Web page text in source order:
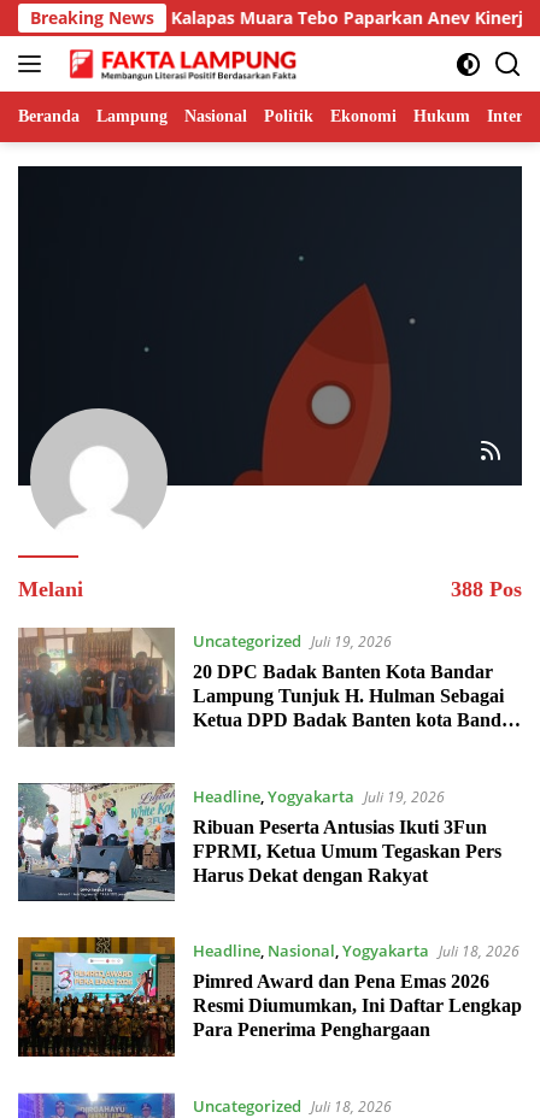
Langsung
ke
konten
Breaking News
Unggulan, Kalapas Muara Tebo Paparkan Anev Kinerja
Beranda Lampung Nasional Politik Ekonomi Hukum
Melani 388 Pos
Uncategorized Juli 19, 2026
20 DPC Badak Banten Kota Bandar
Lampung Tunjuk H. Hulman Sebagai
Ketua DPD Badak Banten kota Bandar
Headline,Yogyakarta Juli 19, 2026
Ribuan Peserta Antusias Ikuti 3Fun
FPRMI, Ketua Umum Tegaskan Pers
Harus Dekat dengan Rakyat
Headline, Nasional,Yogyakarta Juli 18, 2026
Pimred Award dan Pena Emas 2026
Resmi Diumumkan, Ini Daftar Lengkap
Para Penerima Penghargaan
Uncategorized Juli 18, 2026